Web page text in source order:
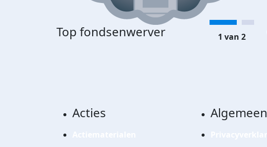
Top fondsenwerver 1 van 2
Acties Algemeen